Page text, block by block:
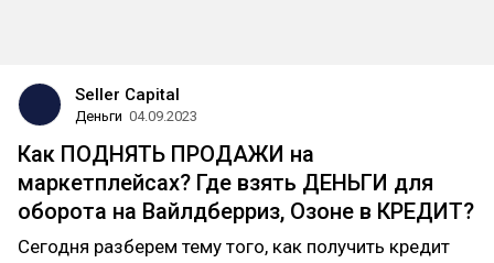
Seller Capital
Деньги 04.09.2023
Как ПОДНЯТЬ ПРОДАЖИ на
маркетплейсах? Где взять ДЕНЬГИ для
оборота на Вайлдберриз, Озоне в КРЕДИТ?
Сегодня разберем тему того, как получить кредит